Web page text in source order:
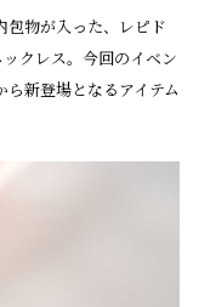
包物が入った、レピド
クレス。今回のイベン
新登場となるアイテム